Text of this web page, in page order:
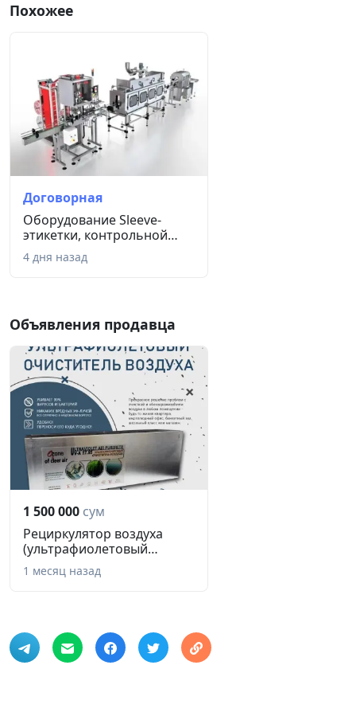
Похожее
Договорная
Оборудование Sleeve-
этикетки, контрольной
ленты, к...
4 дня назад
Объявления продавца
1 500 000 сум
Рециркулятор воздуха
(ультрафиолетовый
обеззаражив...
1 месяц назад